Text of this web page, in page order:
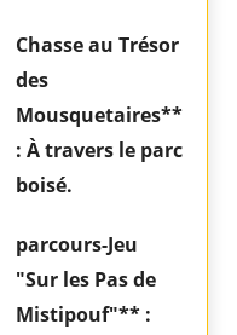
Chasse au Trésor
des
Mousquetaires**
: À travers le parc
boisé.
parcours-Jeu
"Sur les Pas de
Mistipouf"** :